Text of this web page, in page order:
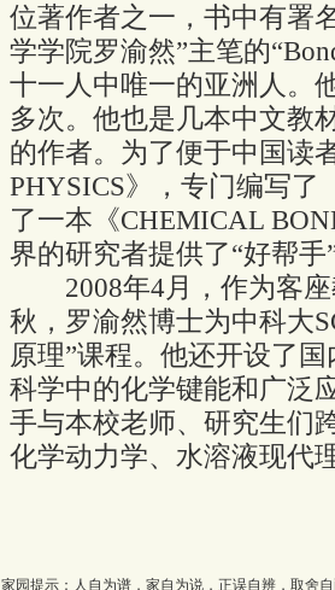
位著作者之一，书中有署
学学院罗渝然”主笔的
十一人中唯一的亚洲人。
多次。他也是几本中文教
的作者。为了便于中国读
PHYSICS》，专门编写
了一本《CHEMICAL
界的研究者提供了“好帮手
2008年4月，作为客座
秋，罗渝然博士为中科大
原理”课程。他还开设了
科学中的化学键能和广泛
手与本校老师、研究生们
化学动力学、水溶液现代
家园提示：人自为谱，家自为说，正误自辨，取舍